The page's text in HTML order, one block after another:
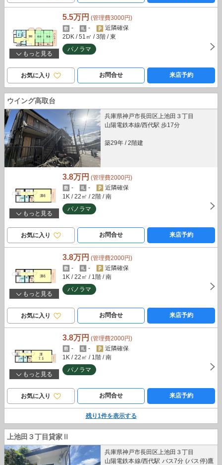
もっと見る
5.5万円 (管理費3000円)
-
-
近隣確保
2DK / 51㎡ / 3階 / 東
パノラマ
お気に入り お問合せ 来店予約
ウイング高取台
兵庫県神戸市長田区上池田３丁目
山陽電鉄本線/西代駅 歩17分
築29年 / 2階建
もっと見る
3.8万円 (管理費2000円)
-
-
近隣確保
1K / 22㎡ / 2階 / 南
パノラマ
お気に入り お問合せ 来店予約
もっと見る
3.8万円 (管理費2000円)
-
-
近隣確保
1K / 22㎡ / 1階 / 南
パノラマ
お気に入り お問合せ 来店予約
もっと見る
3.8万円 (管理費2000円)
-
-
近隣確保
1K / 22㎡ / 1階 / 南
パノラマ
お気に入り お問合せ 来店予約
残り1件を表示する
上池田３丁目貸家Ⅱ
兵庫県神戸市長田区上池田３丁目
山陽電鉄本線/西代駅 バス7分 (バス停)鷹